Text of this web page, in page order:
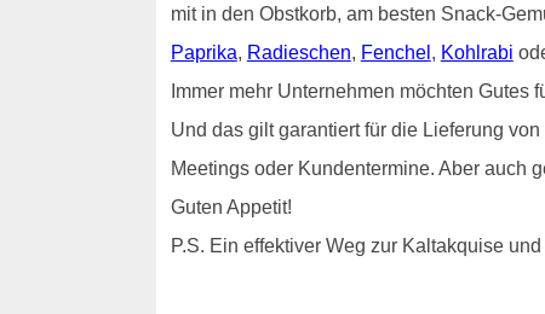
mit in den Obstkorb, am besten Snack-
Paprika, Radieschen, Fenchel , Kohlrabi
Immer mehr Unternehmen möchten
Und das gilt garantiert für die Lieferung
Meetings oder Kundentermine. Aber auch
Guten Appetit!
P.S. Ein effektiver Weg zur Kaltakquise